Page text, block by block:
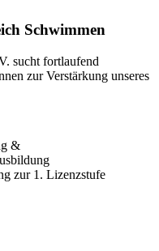
Schwimmen
sucht fortlaufend
zur Verstärkung unseres
&
zur 1. Lizenzstufe